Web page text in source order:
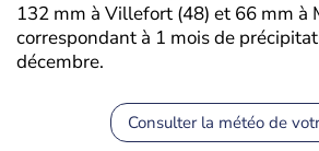
132 mm à Villefort (48) et 66 mm à
correspondant à 1 mois de
décembre.
Consulter la météo de